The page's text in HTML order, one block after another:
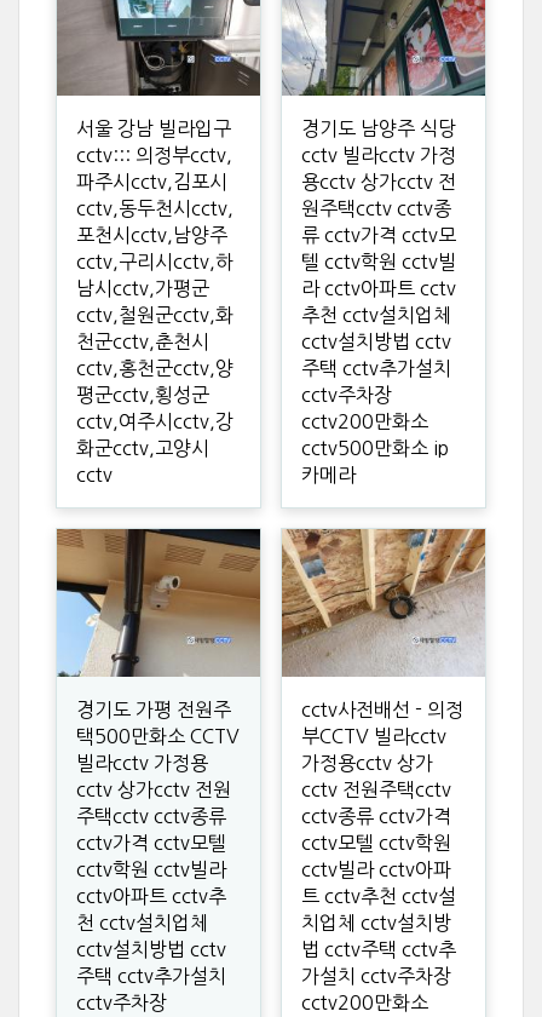
서울 강남 빌라입구
cctv::: 의정부cctv,
파주시cctv,김포시
cctv,동두천시cctv,
포천시cctv,남양주
cctv,구리시cctv,하
남시cctv,가평군
cctv,철원군cctv,화
천군cctv,춘천시
cctv,홍천군cctv,양
평군cctv,횡성군
cctv,여주시cctv,강
화군cctv,고양시
cctv
경기도 남양주 식당
cctv 빌라cctv 가정
용cctv 상가cctv 전
원주택cctv cctv종
류 cctv가격 cctv모
텔 cctv학원 cctv빌
라 cctv아파트 cctv
추천 cctv설치업체
cctv설치방법 cctv
주택 cctv추가설치
cctv주차장
cctv200만화소
cctv500만화소 ip
카메라
경기도 가평 전원주
택500만화소 CCTV
빌라cctv 가정용
cctv 상가cctv 전원
주택cctv cctv종류
cctv가격 cctv모텔
cctv학원 cctv빌라
cctv아파트 cctv추
천 cctv설치업체
cctv설치방법 cctv
주택 cctv추가설치
cctv주차장
cctv사전배선 - 의정
부CCTV 빌라cctv
가정용cctv 상가
cctv 전원주택cctv
cctv종류 cctv가격
cctv모텔 cctv학원
cctv빌라 cctv아파
트 cctv추천 cctv설
치업체 cctv설치방
법 cctv주택 cctv추
가설치 cctv주차장
cctv200만화소